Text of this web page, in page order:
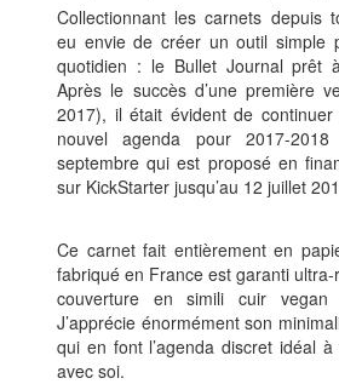
Collectionnant les carnets depuis
eu envie de créer un outil simple
quotidien : le Bullet Journal prêt
Après le succès d’une première
2017), il était évident de continuer
nouvel agenda pour 2017-
septembre qui est proposé en
sur KickStarter jusqu’au 12 juillet
Ce carnet fait entièrement en
fabriqué en France est garanti
couverture en simili cuir vegan
J’apprécie énormément son
qui en font l’agenda discret idéal
avec soi.